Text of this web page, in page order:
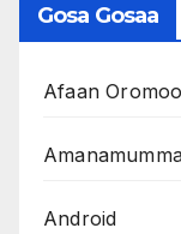
Gosa Gosaa
Afaan Oromoo
Android